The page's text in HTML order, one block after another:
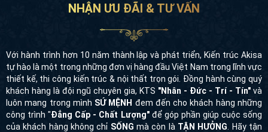
NHẬN ƯU ĐÃI & TƯ VẤN
Với hành trình hơn 10 năm thành lập và phát triển, Kiến trúc Akisa
tự hào là một trong những đơn vị hàng đầu Việt Nam trong lĩnh vực
thiết kế, thi công kiến trúc & nội thất trọn gói. Đồng hành cùng quý
khách hàng là đội ngũ chuyên gia, KTS "Nhân - Đức - Trí - Tín" và
luôn mang trong mình SỨ MỆNH đem đến cho khách hàng những
công trình "Đẳng Cấp - Chất Lượng"để góp phần giúp cuộc sống
của khách hàng không chỉ SỐNG mà còn là TẬN HƯỞNG . Hãy tận